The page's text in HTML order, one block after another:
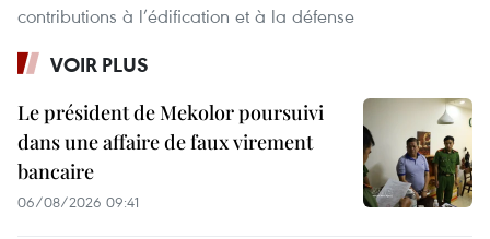
contributions à l’édification et à la défense
VOIR PLUS
Le président de Mekolor poursuivi
dans une affaire de faux virement
bancaire
06/08/2026 09:41